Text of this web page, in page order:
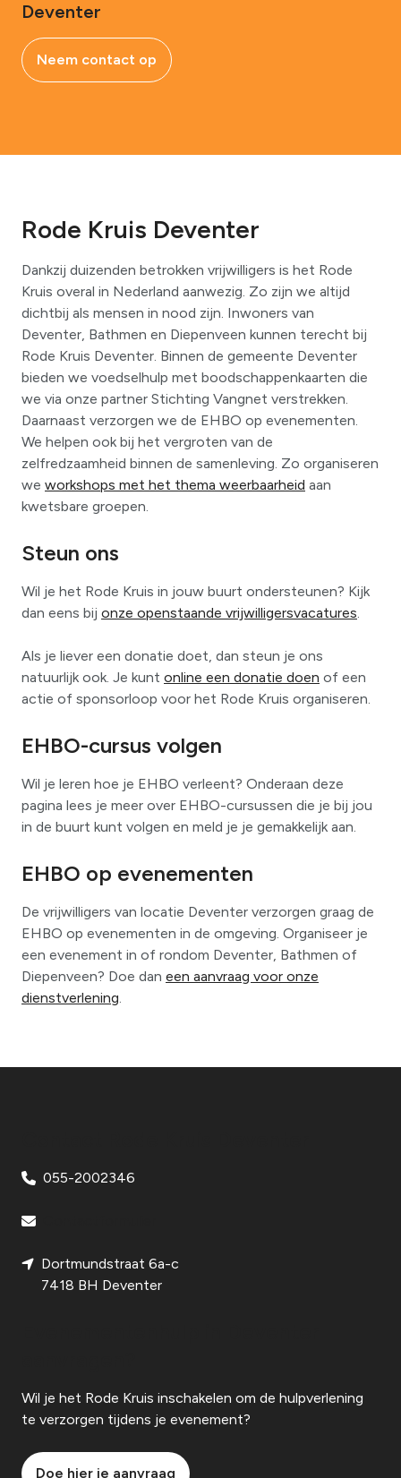
Deventer
Neem contact op
Rode Kruis Deventer
Dankzij duizenden betrokken vrijwilligers is het Rode
Kruis overal in Nederland aanwezig. Zo zijn we altijd
dichtbij als mensen in nood zijn. Inwoners van
Deventer, Bathmen en Diepenveen kunnen terecht bij
Rode Kruis Deventer. Binnen de gemeente Deventer
bieden we voedselhulp met boodschappenkaarten die
we via onze partner Stichting Vangnet verstrekken.
Daarnaast verzorgen we de EHBO op evenementen.
We helpen ook bij het vergroten van de
zelfredzaamheid binnen de samenleving. Zo organiseren
we workshops met het thema weerbaarheid aan
kwetsbare groepen.
Steun ons
Wil je het Rode Kruis in jouw buurt ondersteunen? Kijk
dan eens bij onze openstaande vrijwilligersvacatures.
Als je liever een donatie doet, dan steun je ons
natuurlijk ook. Je kunt online een donatie doen of een
actie of sponsorloop voor het Rode Kruis organiseren.
EHBO-cursus volgen
Wil je leren hoe je EHBO verleent? Onderaan deze
pagina lees je meer over EHBO-cursussen die je bij jou
in de buurt kunt volgen en meld je je gemakkelijk aan.
EHBO op evenementen
De vrijwilligers van locatie Deventer verzorgen graag de
EHBO op evenementen in de omgeving. Organiseer je
een evenement in of rondom Deventer, Bathmen of
Diepenveen? Doe dan een aanvraag voor onze
dienstverlening.
055-2002346
Dortmundstraat 6a-c
7418 BH Deventer
Wil je het Rode Kruis inschakelen om de hulpverlening
te verzorgen tijdens je evenement?
Doe hier je aanvraag